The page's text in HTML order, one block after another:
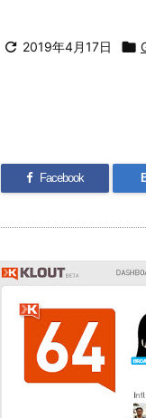
 2019年4月17日 
Facebook